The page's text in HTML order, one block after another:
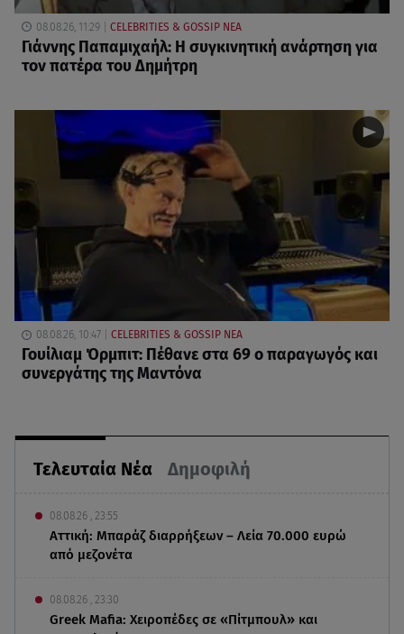
Τελευταία Νέα Δημοφιλή
08.08.26 , 23:55
Αττική: Μπαράζ διαρρήξεων – Λεία 70.000 ευρώ
από μεζονέτα
08.08.26 , 23:30
Greek Mafia: Χειροπέδες σε «Πίτμπουλ» και
08.08.26, 11:29 CELEBRITIES & GOSSIP ΝΕΑ
Γιάννης Παπαμιχαήλ: Η συγκινητική ανάρτηση για
τον πατέρα του Δημήτρη
08.08.26, 10:47 CELEBRITIES & GOSSIP ΝΕΑ
Γουίλιαμ Όρμπιτ: Πέθανε στα 69 ο παραγωγός και
συνεργάτης της Μαντόνα